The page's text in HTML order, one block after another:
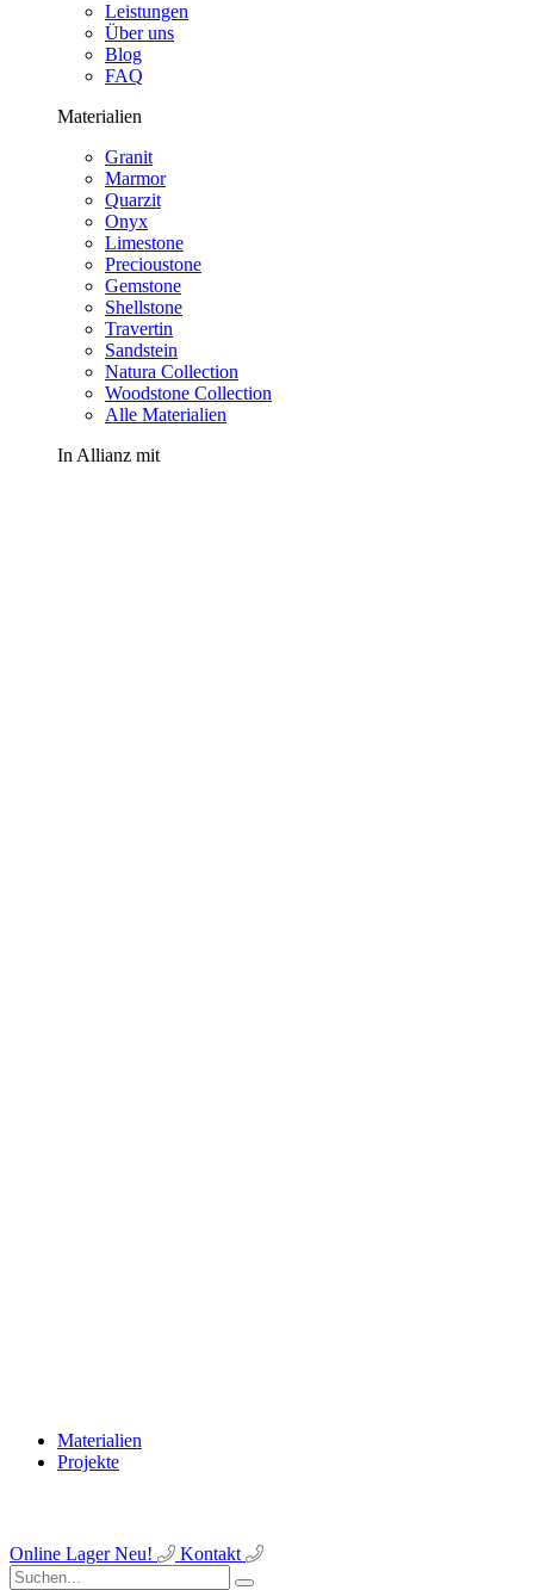
Leistungen
Über uns
Blog
FAQ
Materialien
Granit
Marmor
Quarzit
Onyx
Limestone
Precioustone
Gemstone
Shellstone
Travertin
Sandstein
Natura Collection
Woodstone Collection
Alle Materialien
In Allianz mit
Materialien
Projekte
Online LagerNeu! Kontakt